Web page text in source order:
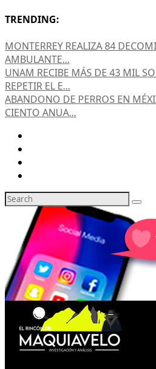
TRENDING:
MONTERREY REALIZA 84
AMBULANTE...
UNAM RECIBE MÁS DE 43 MIL
REPETIR EL E...
ABANDONO DE PERROS EN
CIENTO ANUA...